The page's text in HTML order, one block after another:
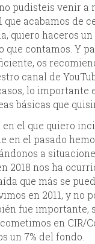
pudisteis venir a
acabamos de
quiero haceros un
que contamos. Y
os
canal de
lo importante
básicas que
el que quiero
en el pasado
a
2018 nos ha
que más se
en 2011, y no
fue importante,
en CIR/
un 7% del fondo.